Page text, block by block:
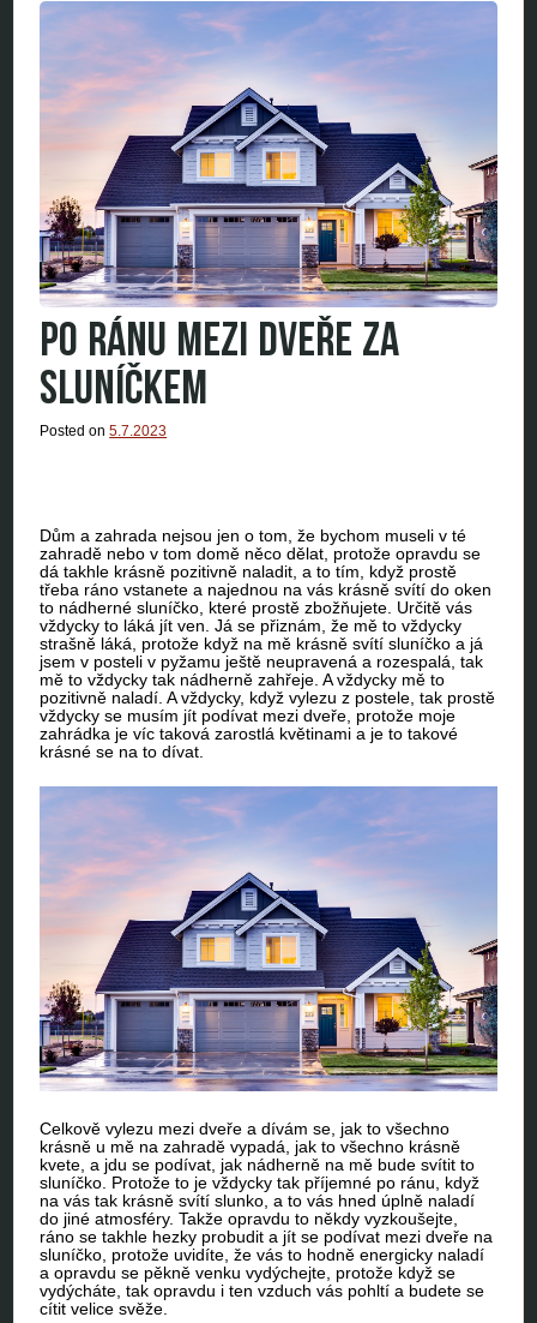
PO RÁNU MEZI DVEŘE ZA
SLUNÍČKEM
Posted on5.7.2023
Dům a zahrada nejsou jen o tom, že bychom museli v té
zahradě nebo v tom domě něco dělat, protože opravdu se
dá takhle krásně pozitivně naladit, a to tím, když prostě
třeba ráno vstanete a najednou na vás krásně svítí do oken
to nádherné sluníčko, které prostě zbožňujete. Určitě vás
vždycky to láká jít ven. Já se přiznám, že mě to vždycky
strašně láká, protože když na mě krásně svítí sluníčko a já
jsem v posteli v pyžamu ještě neupravená a rozespalá, tak
mě to vždycky tak nádherně zahřeje. A vždycky mě to
pozitivně naladí. A vždycky, když vylezu z postele, tak prostě
vždycky se musím jít podívat mezi dveře, protože moje
zahrádka je víc taková zarostlá květinami a je to takové
krásné se na to dívat.
Celkově vylezu mezi dveře a dívám se, jak to všechno
krásně u mě na zahradě vypadá, jak to všechno krásně
kvete, a jdu se podívat, jak nádherně na mě bude svítit to
sluníčko. Protože to je vždycky tak příjemné po ránu, když
na vás tak krásně svítí slunko, a to vás hned úplně naladí
do jiné atmosféry. Takže opravdu to někdy vyzkoušejte,
ráno se takhle hezky probudit a jít se podívat mezi dveře na
sluníčko, protože uvidíte, že vás to hodně energicky naladí
a opravdu se pěkně venku vydýchejte, protože když se
vydýcháte, tak opravdu i ten vzduch vás pohltí a budete se
cítit velice svěže.